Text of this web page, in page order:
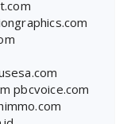
pbcvoice.com